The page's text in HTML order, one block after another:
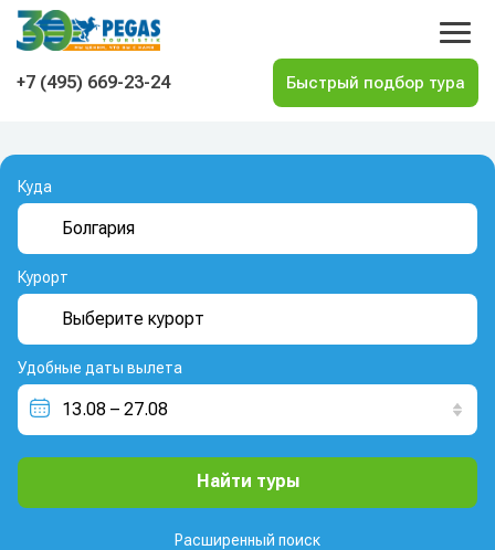
На главную
+7 (495) 669-23-24
Куда
Курорт
Удобные даты вылета
Расширенный поиск
Найти туры